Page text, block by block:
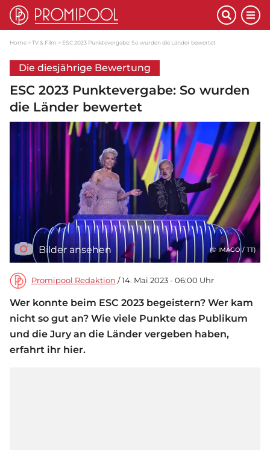
Home TV & Film ESC 2023 Punktevergabe: So wurden die Länder bewertet
Die diesjährige Bewertung
ESC 2023 Punktevergabe: So wurden
die Länder bewertet
Bilder ansehen (© IMAGO / TT)
Promipool Redaktion / 14. Mai 2023 - 06:00 Uhr
Wer konnte beim ESC 2023 begeistern? Wer kam
nicht so gut an? Wie viele Punkte das Publikum
und die Jury an die Länder vergeben haben,
erfahrt ihr hier.